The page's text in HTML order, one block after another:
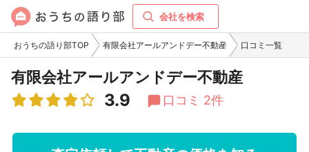
会社を検索
おうちの語り部TOP 有限会社アールアンドデー不動産 口コミ一覧
有限会社アールアンドデー不動産
3.9 口コミ 2件